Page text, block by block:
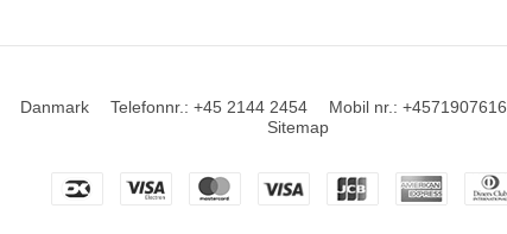
Danmark Telefonnr. : +45 2144 2454 Mobil nr. : +4571907616
Sitemap